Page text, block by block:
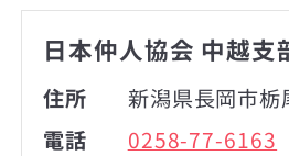
日本仲人協会 中越支
住所
新潟県長岡市
電話
0258-77-6163